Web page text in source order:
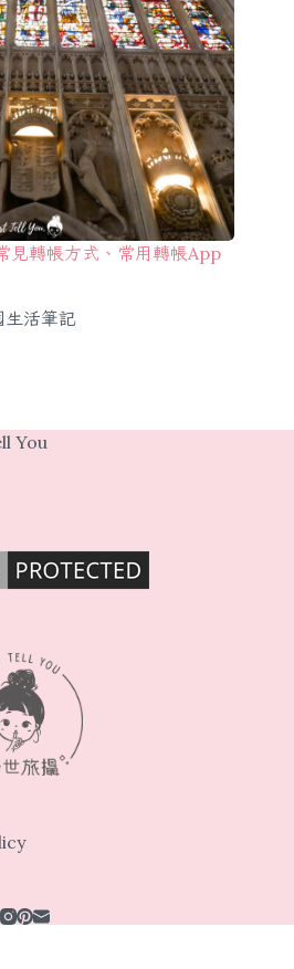
見轉帳方式、常用轉帳App
生活筆記
You